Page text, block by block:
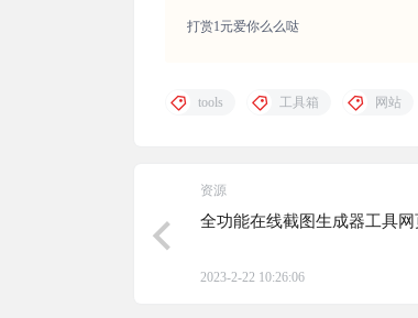
打赏1元爱你么么哒
tools 工具箱 网站
资源
全功能在线截图生成器工具
2023-2-22 10:26:06